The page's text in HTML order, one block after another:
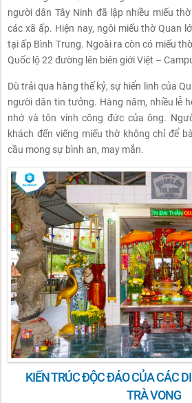
người dân Tây Ninh đã lập nhiều miếu
các xã ấp. Hiện nay, ngôi miếu thờ Quan
tại ấp Bình Trung. Ngoài ra còn có miếu
Quốc lộ 22 đường lên biên giới Việt –
Dù trải qua hàng thế kỷ, sự hiển linh của
người dân tin tưởng. Hàng năm, nhiều lễ
nhớ và tôn vinh công đức của ông.
khách đến viếng miếu thờ không chỉ để
cầu mong sự bình an, may mắn.
KIẾN TRÚC ĐỘC ĐÁO CỦA CÁC
TRÀ VONG